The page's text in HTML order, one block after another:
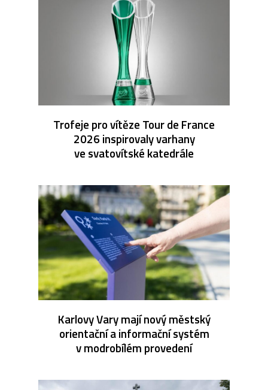
Trofeje pro vítěze Tour de France
2026 inspirovaly varhany
ve svatovítské katedrále
Karlovy Vary mají nový městský
orientační a informační systém
v modrobílém provedení